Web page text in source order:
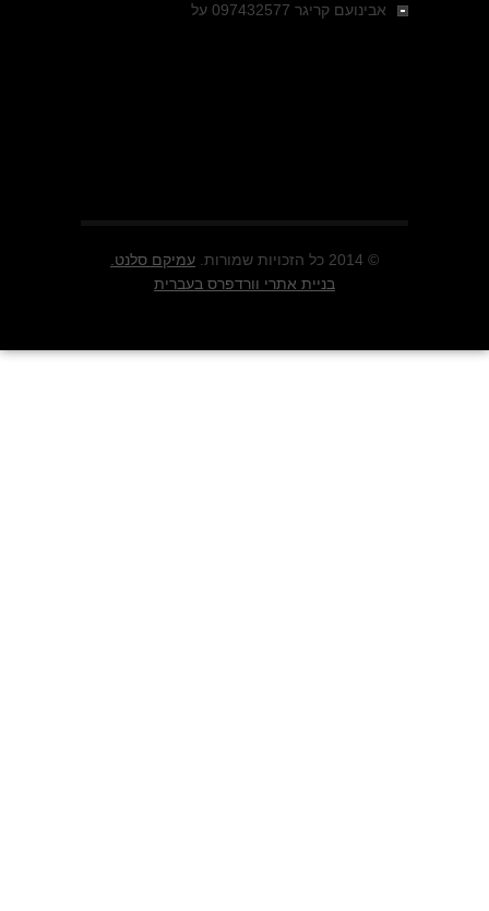
אבינועם קריגר 097432577 עלגולני בכיבוש
עמיקם סלנט.
בניית אתרי וורדפרס בעברית